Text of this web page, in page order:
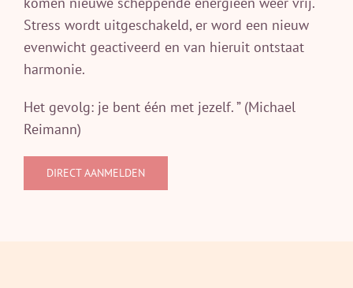
Stress wordt uitgeschakeld, er word een nieuw
evenwicht geactiveerd en van hieruit ontstaat
harmonie.
Het gevolg: je bent één met jezelf. ” (Michael
Reimann)
DIRECT AANMELDEN